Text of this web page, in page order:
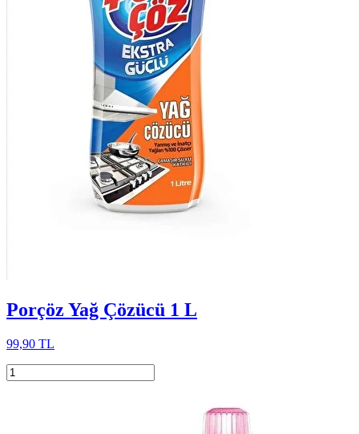
Porçöz Yağ Çözücü 1 L
99,90 TL